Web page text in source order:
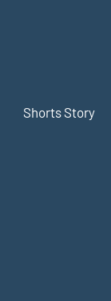
Shorts Story